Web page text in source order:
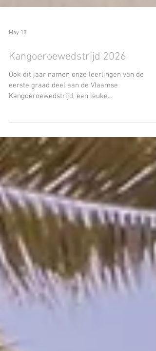
Kangoeroewedstrijd 2026
Kangoeroewedstrijd, een leuke
wiskundewedstrijd waaraan in totaal meer dan
120 000 leerlingen uit Vlaanderen deelnamen.
Op vrijdag 20 maart hebben onze leerlingen
geprobeerd de juiste oplossing te vinden van
denk-, puzzel- en rekenvraagjes. Er werd
gezwoegd en gerekend. De twijfel was op
sommige gezichten af te lezen. De
antwoordmogelijkheden werden afgewogen.
Iedere leerling boog zich